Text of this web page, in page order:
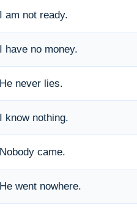
I am not ready.
I have no money.
He never lies.
I know nothing.
Nobody came.
He went nowhere.